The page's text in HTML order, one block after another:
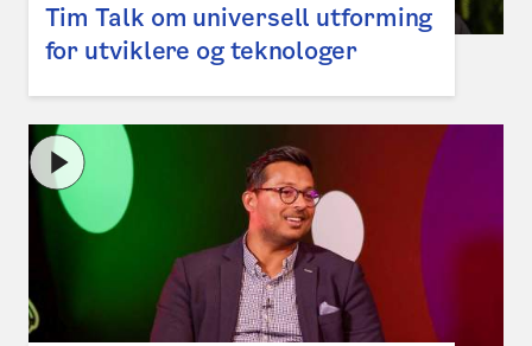
Tim Talk om universell utforming
for utviklere og teknologer